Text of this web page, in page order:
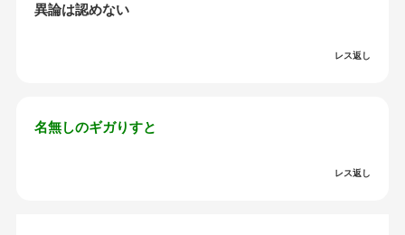
異論は認めない
レス返し
名無しのギガりすと
レス返し